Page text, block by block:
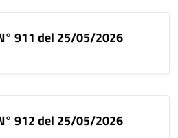
911 del 25/05/2026
912 del 25/05/2026